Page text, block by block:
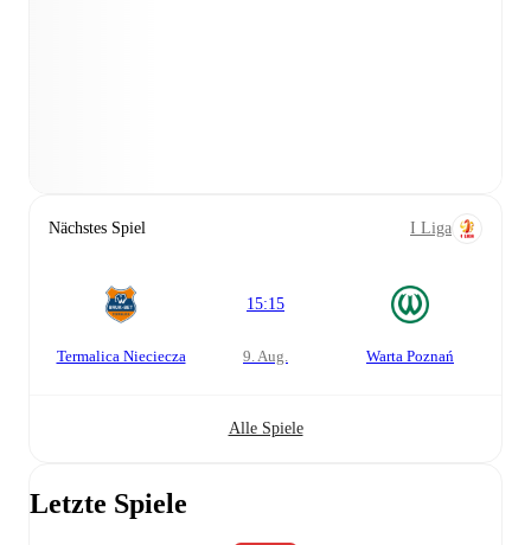
Nächstes Spiel I Liga
Termalica Nieciecza
15:15
9. Aug. Warta Poznań
Alle Spiele
Letzte Spiele